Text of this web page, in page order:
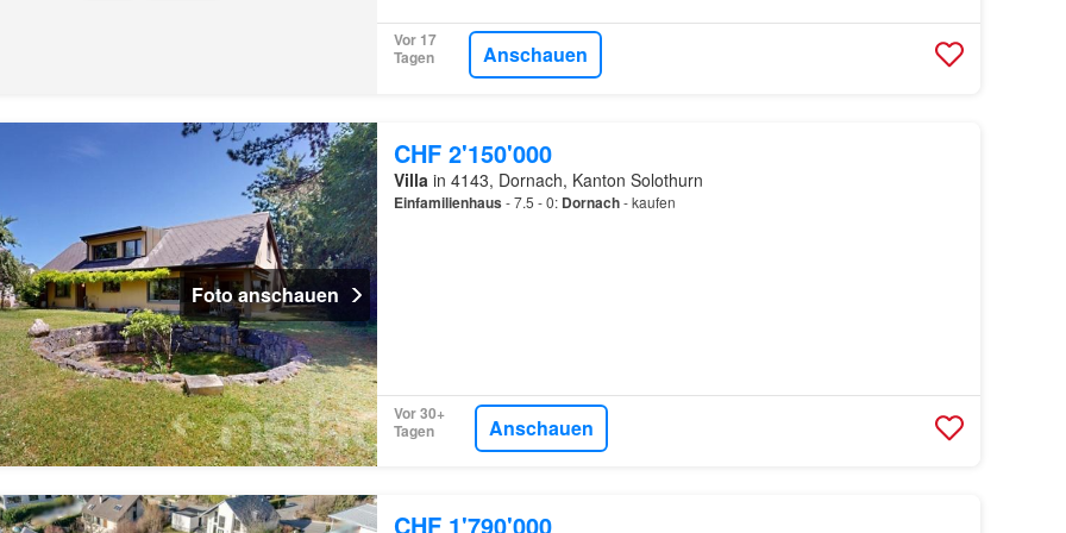
Vor 17
Tagen
Anschauen
Foto anschauen
CHF 2'150'000
Villa in 4143, Dornach, Kanton Solothurn
Einfamilienhaus - 7.5 - 0: Dornach- kaufen
Vor 30+
Tagen
Anschauen
CHF 1'790'000